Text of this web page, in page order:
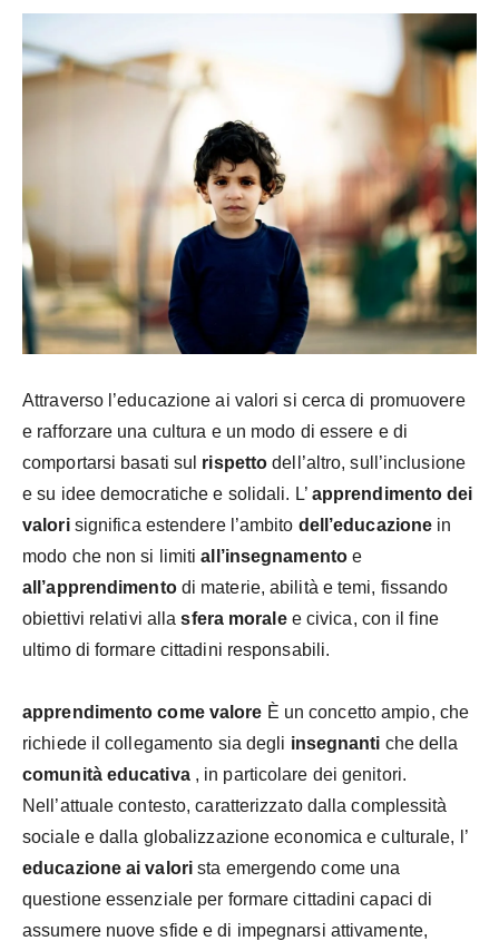
Attraverso l’educazione ai valori si cerca di promuovere
e rafforzare una cultura e un modo di essere e di
comportarsi basati sul rispetto dell’altro, sull’inclusione
e su idee democratiche e solidali. L’ apprendimento dei
valorisignifica estendere l’ambito dell’educazione in
modo che non si limitiall’insegnamentoe
all’apprendimentodi materie, abilità e temi, fissando
obiettivi relativi allasfera moralee civica, con il fine
ultimo di formare cittadini responsabili.
apprendimento come valore È un concetto ampio, che
richiede il collegamento sia degli insegnanti che della
comunità educativa, in particolare dei genitori.
Nell’attuale contesto, caratterizzato dalla complessità
sociale e dalla globalizzazione economica e culturale, l’
educazione ai valori sta emergendo come una
questione essenziale per formare cittadini capaci di
assumere nuove sfide e di impegnarsi attivamente,